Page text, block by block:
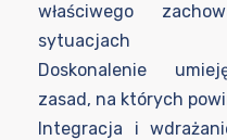
właściwego
sytuacjach
Doskonalenie
zasad, na których
Integracja i